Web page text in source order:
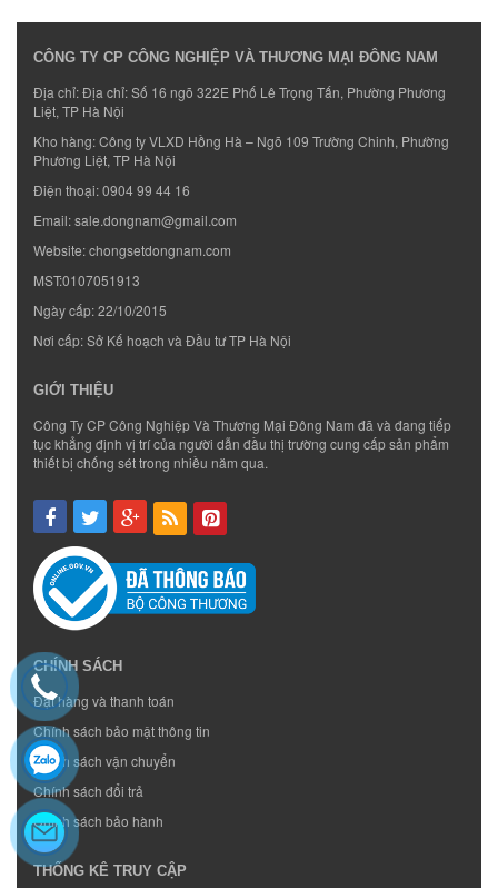
CÔNG TY CP CÔNG NGHIỆP VÀ THƯƠNG MẠI ĐÔNG NAM
Địa chỉ: Địa chỉ: Số 16 ngõ 322E Phố Lê Trọng Tấn, Phường Phương
Liệt, TP Hà Nội
Kho hàng: Công ty VLXD Hồng Hà – Ngõ 109 Trường Chinh, Phường
Phương Liệt, TP Hà Nội
Điện thoại:0904 99 44 16
Email:sale.dongnam@gmail.com
Website:chongsetdongnam.com
MST:0107051913
Ngày cấp: 22/10/2015
Nơi cấp: Sở Kế hoạch và Đầu tư TP Hà Nội
GIỚI THIỆU
Công Ty CP Công Nghiệp Và Thương Mại Đông Nam đã và đang tiếp
tục khẳng định vị trí của người dẫn đầu thị trường cung cấp sản phẩm
thiết bị chống sét trong nhiều năm qua.
CHÍNH SÁCH
Đặt hàng và thanh toán
Chính sách bảo mật thông tin
Chính sách vận chuyển
Chính sách đổi trả
Chính sách bảo hành
THỐNG KÊ TRUY CẬP